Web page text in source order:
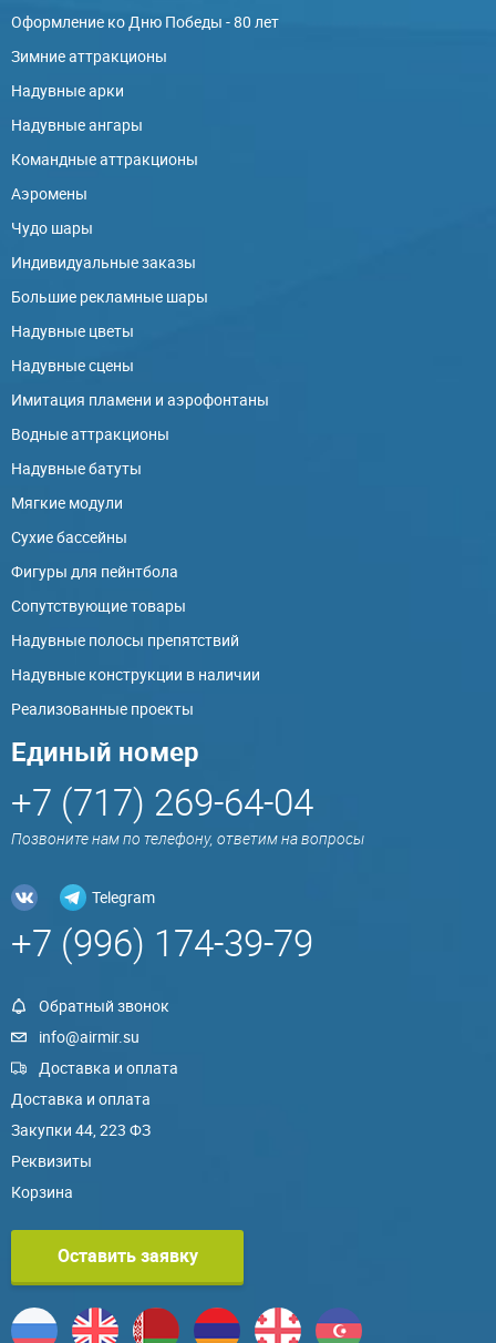
Оформление ко Дню Победы - 80 лет
Зимние аттракционы
Надувные арки
Надувные ангары
Командные аттракционы
Аэромены
Чудо шары
Индивидуальные заказы
Большие рекламные шары
Надувные цветы
Надувные сцены
Имитация пламени и аэрофонтаны
Водные аттракционы
Надувные батуты
Мягкие модули
Сухие бассейны
Фигуры для пейнтбола
Сопутствующие товары
Надувные полосы препятствий
Надувные конструкции в наличии
Реализованные проекты
Единый номер
+7 (717) 269-64-04
Позвоните нам по телефону, ответим на вопросы
Telegram
+7 (996) 174-39-79
Обратный звонок
info@airmir.su
Доставка и оплата
Доставка и оплата
Закупки 44, 223 ФЗ
Реквизиты
Корзина
Оставить заявку